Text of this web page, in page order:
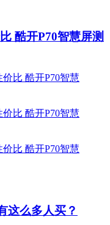
酷开P70智慧屏测
这么多人买？